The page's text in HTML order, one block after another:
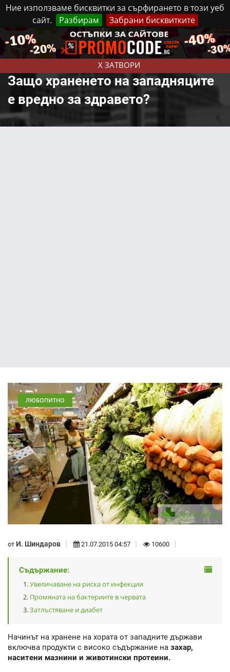
Ние използваме бисквитки за сърфирането в този уеб
сайт.
Разбирам Забрани бисквитките
X ЗАТВОРИ
Неделя, 9 Август, 2026 Реклама Контакти
Защо храненето на западняците
е вредно за здравето?
ЛЮБОПИТНО
от И. Шиндаров 21.07.2015 04:57 10600
Съдържание:
Увеличаване на риска от инфекции
Промяната на бактериите в червата
Затлъстяване и диабет
Начинът на хранене на хората от западните държави
включва продукти с високо съдържание на захар,
наситени мазнини и животински протеини.